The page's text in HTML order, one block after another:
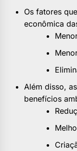
Os fatores
econômica
Além disso,
benefícios